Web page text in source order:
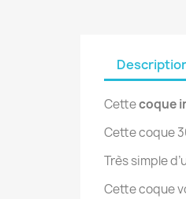
Cettecoque
Cette coque
Très simple
Cette coque